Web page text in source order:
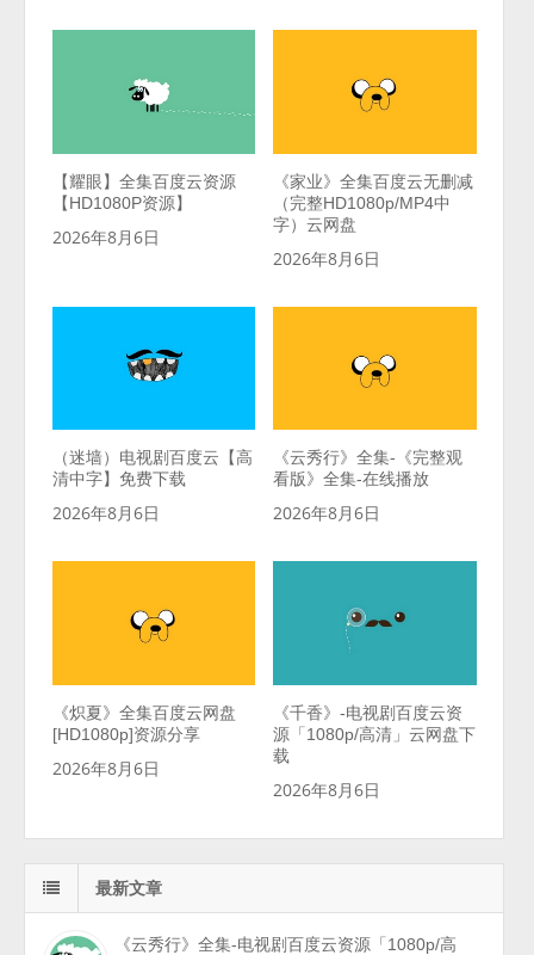
【耀眼】全集百度云资源
【HD1080P资源】
2026年8月6日
《家业》全集百度云无删减
（完整HD1080p/MP4中
字）云网盘
2026年8月6日
（迷墙）电视剧百度云【高
清中字】免费下载
2026年8月6日
《云秀行》全集-《完整观
看版》全集-在线播放
2026年8月6日
《炽夏》全集百度云网盘
[HD1080p]资源分享
2026年8月6日
《千香》-电视剧百度云资
源「1080p/高清」云网盘下
载
2026年8月6日
最新文章
《云秀行》全集-电视剧百度云资源「1080p/高